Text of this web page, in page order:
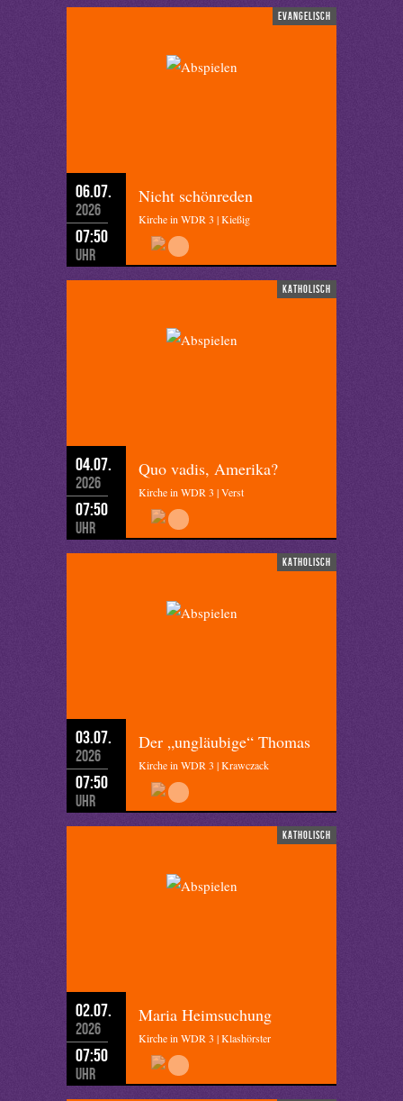
evangelisch
06.07.
2026
07:50
Uhr
Nicht schönreden
Kirche in WDR 3 | Kießig
katholisch
04.07.
2026
07:50
Uhr
Quo vadis, Amerika?
Kirche in WDR 3 | Verst
katholisch
03.07.
2026
07:50
Uhr
Der „ungläubige“ Thomas
Kirche in WDR 3 | Krawczack
katholisch
02.07.
2026
07:50
Uhr
Maria Heimsuchung
Kirche in WDR 3 | Klashörster